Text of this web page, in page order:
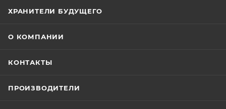
ХРАНИТЕЛИ БУДУЩЕГО
О КОМПАНИИ
КОНТАКТЫ
ПРОИЗВОДИТЕЛИ